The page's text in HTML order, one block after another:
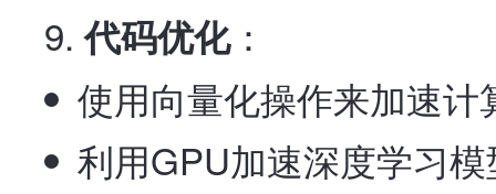
代码优化：
使用向量化操作来加速计
利用GPU加速深度学习